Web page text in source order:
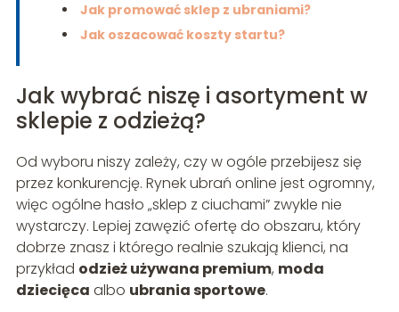
Jak promować sklep z ubraniami?
Jak oszacować koszty startu?
Jak wybrać niszę i asortyment w
sklepie z odzieżą?
Od wyboru niszy zależy, czy w ogóle przebijesz się
przez konkurencję. Rynek ubrań online jest ogromny,
więc ogólne hasło „sklep z ciuchami” zwykle nie
wystarczy. Lepiej zawęzić ofertę do obszaru, który
dobrze znasz i którego realnie szukają klienci, na
przykład odzież używana premium, moda
dziecięca albo ubrania sportowe.